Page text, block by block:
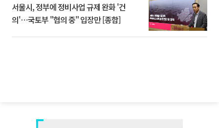
서울시, 정부에 정비사업 규제 완화 '건
의'⋯국토부 "협의 중" 입장만 [종합]